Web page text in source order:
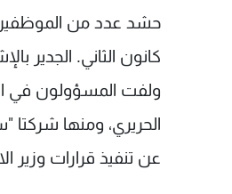
حشد عدد من الموظفين
كانون الثاني. الجدير
ولفت المسؤولون في
عن تنفيذ قرارات